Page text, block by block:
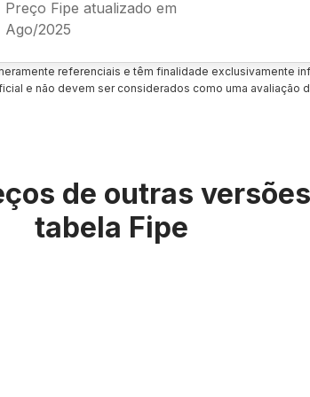
Preço Fipe atualizado em
Ago/2025
referenciais e têm finalidade exclusivamente
e não devem ser considerados como uma avaliação
de outras
tabela Fipe